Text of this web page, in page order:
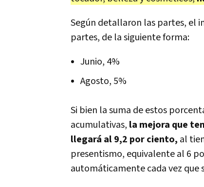
Según detallaron las partes, el
partes, de la siguiente forma:
Junio, 4%
Agosto, 5%
Si bien la suma de estos
acumulativas, la mejora que
llegará al 9,2 por ciento, al
presentismo, equivalente al 6
automáticamente cada vez que